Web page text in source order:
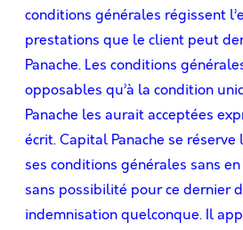
conditions générales régissent
prestations que le client peut
Panache. Les conditions
opposables qu’à la condition
Panache les aurait acceptées
écrit. Capital Panache se
ses conditions générales sans
sans possibilité pour ce dernier
indemnisation quelconque. Il